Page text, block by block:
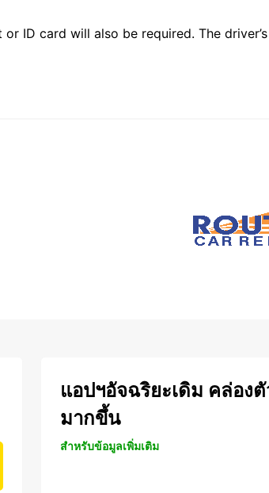
ID card will also be required. The
แอปฯอัจฉริยะเดิม คล่อง
มากขึ้น
สำหรับข้อมูลเพิ่มเติม